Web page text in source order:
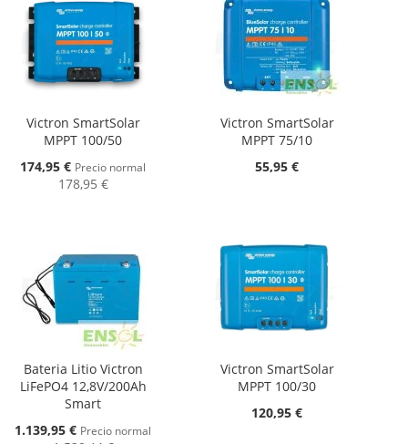
Victron SmartSolar
MPPT 100/50
Oferta
174,95 € Precio normal
178,95 €
Victron SmartSolar
MPPT 75/10
55,95 €
Bateria Litio Victron
LiFePO4 12,8V/200Ah
Smart
Oferta
1.139,95 € Precio normal
Victron SmartSolar
MPPT 100/30
120,95 €